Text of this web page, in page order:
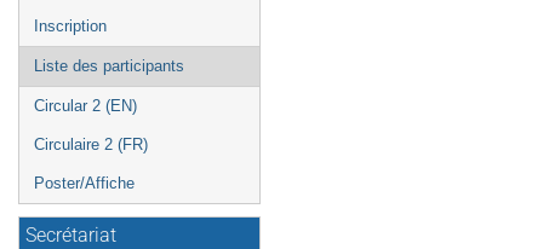
Inscription
Liste des participants
Circular 2 (EN)
Circulaire 2 (FR)
Poster/Affiche
Secrétariat